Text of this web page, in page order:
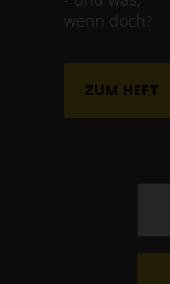
wenn doch?
ZUM HEFT